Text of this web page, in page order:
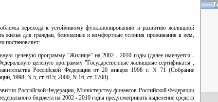
перехода к устойчивому функционированию и развитию жилищной
жилья для граждан, безопасные и комфортные условия проживания в нем,
постановляет:
целевую программу "Жилище" на 2002 - 2010 годы (далее именуется -
целевую программу "Государственные жилищные сертификаты",
Российской Федерации от 20 января 1998 г. N 71 (Собрание
1998, N 5, ст. 615; 2000, N 16, ст. 1708).
Российской Федерации, Министерству финансов Российской Федерации
бюджета на 2002 - 2010 годы предусматривать выделение средств